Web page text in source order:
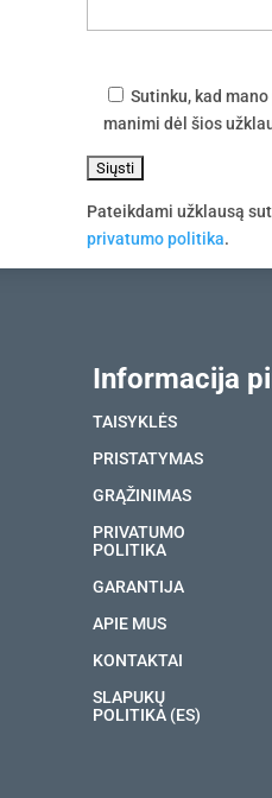
Sutinku, kad
manimi dėl šios
Pateikdami užklausą
privatumo politika.
Informacija
TAISYKLĖS
PRISTATYMAS
GRĄŽINIMAS
PRIVATUMO
POLITIKA
GARANTIJA
APIE MUS
KONTAKTAI
SLAPUKŲ
POLITIKA (ES)